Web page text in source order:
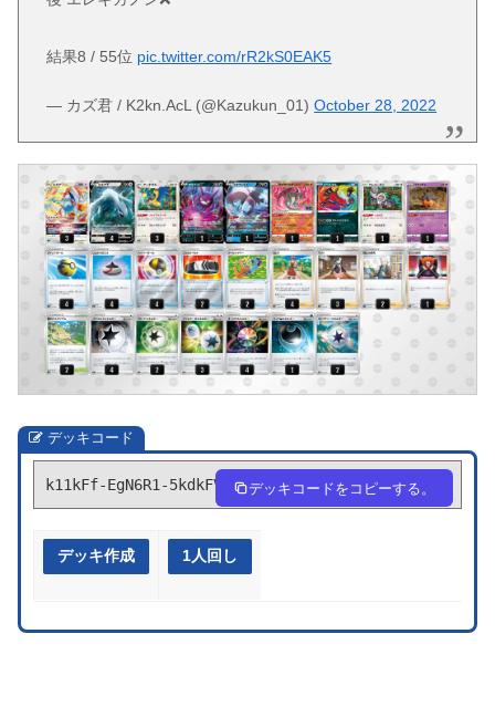
結果8 / 55位 pic.twitter.com/rR2kS0EAK5
— カズ君 / K2kn.AcL (@Kazukun_01)October 28, 2022
デッキコード
k11kFf-EgN6R1-5kdkFV デッキコードをコピーする。
デッキ作成 1人回し